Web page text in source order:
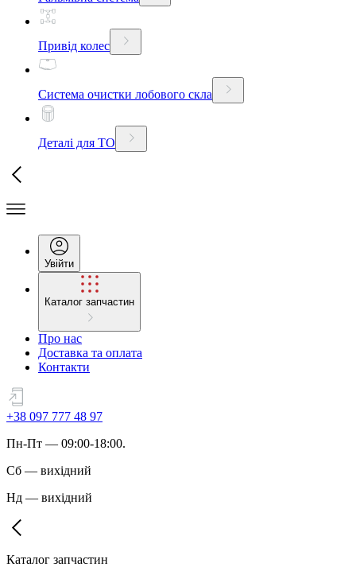
Привід колес
Система очистки лобового скла
Деталі для ТО
Увійти
Каталог запчастин
Про нас
Доставка та оплата
Контакти
+38 097 777 48 97
Пн-Пт — 09:00-18:00.
Сб — вихідний
Нд — вихідний
Каталог запчастин